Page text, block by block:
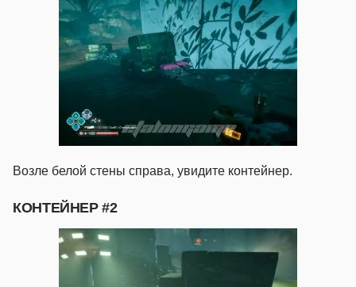
Возле белой стены справа, увидите контейнер.
КОНТЕЙНЕР #2